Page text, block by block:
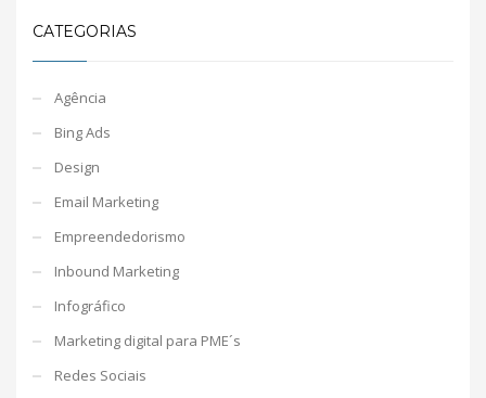
CATEGORIAS
Agência
Bing Ads
Design
Email Marketing
Empreendedorismo
Inbound Marketing
Infográfico
Marketing digital para PME´s
Redes Sociais